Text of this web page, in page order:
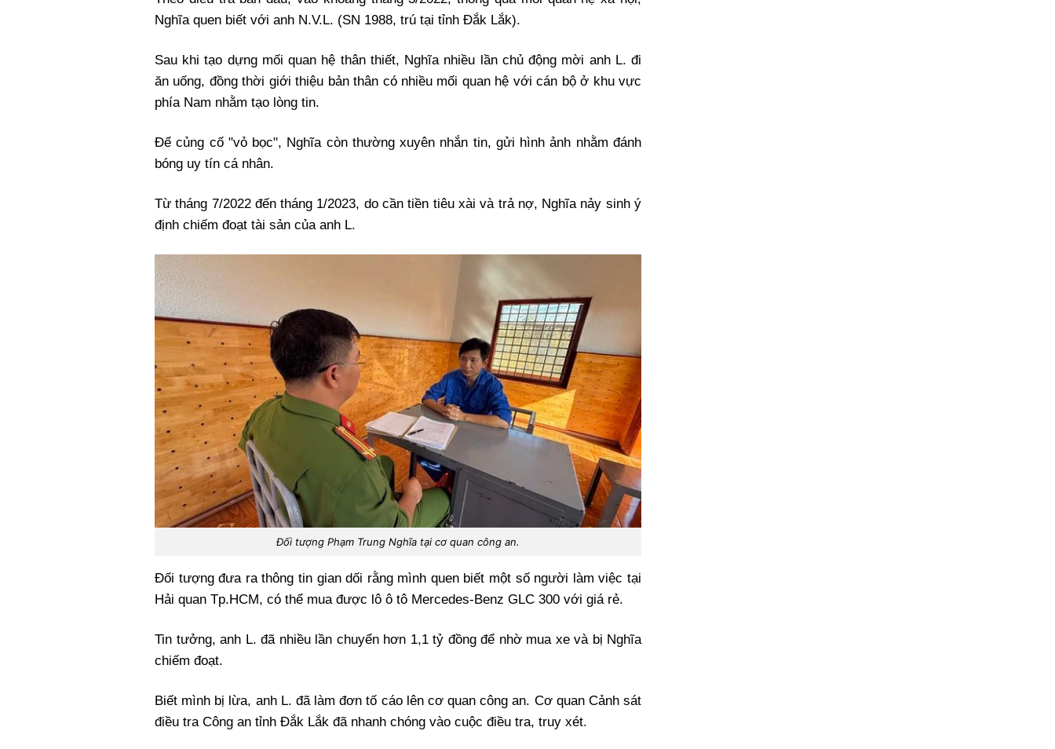
Nghĩa quen biết với anh N.V.L. (SN 1988, trú tại tỉnh Đắk Lắk).
Sau khi tạo dựng mối quan hệ thân thiết, Nghĩa nhiều lần chủ động mời anh L. đi
ăn uống, đồng thời giới thiệu bản thân có nhiều mối quan hệ với cán bộ ở khu vực
phía Nam nhằm tạo lòng tin.
Để củng cố "vỏ bọc", Nghĩa còn thường xuyên nhắn tin, gửi hình ảnh nhằm đánh
bóng uy tín cá nhân.
Từ tháng 7/2022 đến tháng 1/2023, do cần tiền tiêu xài và trả nợ, Nghĩa nảy sinh ý
định chiếm đoạt tài sản của anh L.
Đối tượng Phạm Trung Nghĩa tại cơ quan công an.
Đối tượng đưa ra thông tin gian dối rằng mình quen biết một số người làm việc tại
Hải quan Tp.HCM, có thể mua được lô ô tô Mercedes-Benz GLC 300 với giá rẻ.
Tin tưởng, anh L. đã nhiều lần chuyển hơn 1,1 tỷ đồng để nhờ mua xe và bị Nghĩa
chiếm đoạt.
Biết mình bị lừa, anh L. đã làm đơn tố cáo lên cơ quan công an. Cơ quan Cảnh sát
điều tra Công an tỉnh Đắk Lắk đã nhanh chóng vào cuộc điều tra, truy xét.